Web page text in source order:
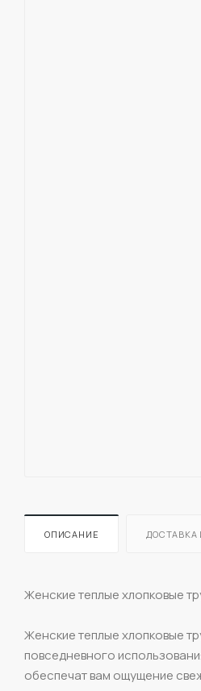
ОПИСАНИЕ ДОСТАВКА
Женские теплые хлопковые
Женские теплые хлопковые
повседневного
обеспечат вам ощущение